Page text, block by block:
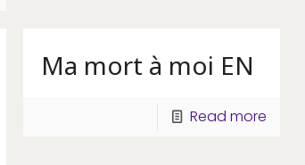
Ma mort à moi EN
Read more